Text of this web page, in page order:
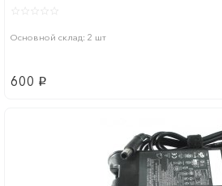
Основной склад: 2 шт
600 p